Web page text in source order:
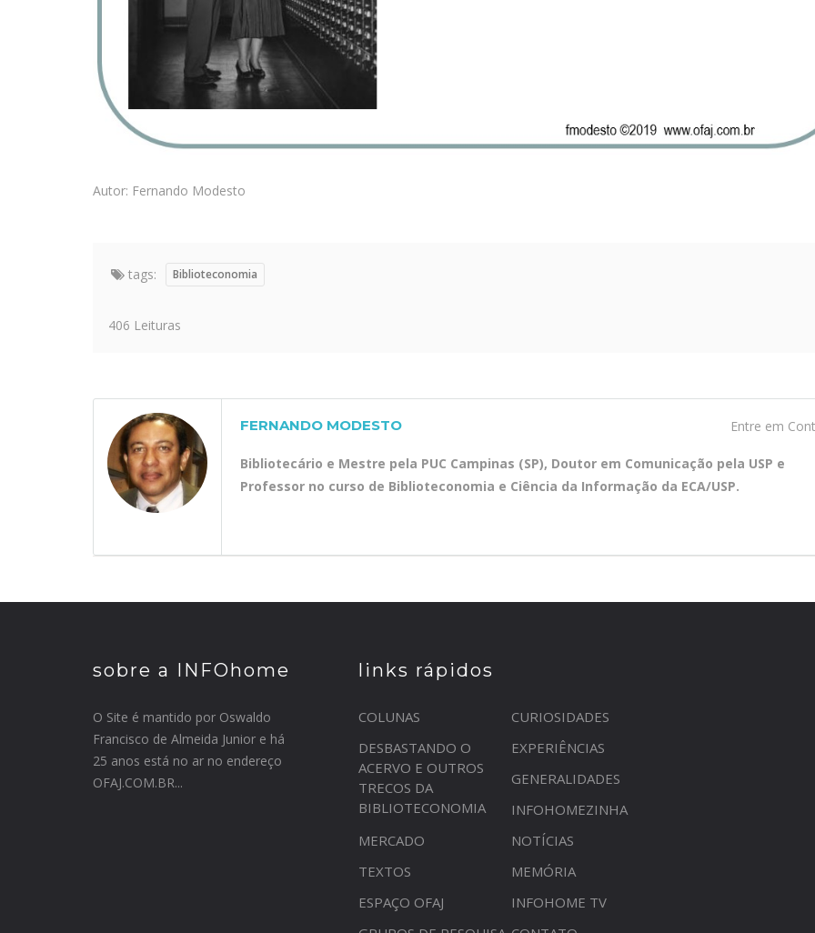
Autor: Fernando Modesto
tags: Biblioteconomia
406 Leituras
Entre em
FERNANDO MODESTO
Bibliotecário e Mestre pela PUC Campinas (SP), Doutor em Comunicação pela USP e
Professor no curso de Biblioteconomia e Ciência da Informação da ECA/USP.
sobre a INFOhome
O Site é mantido por Oswaldo
Francisco de Almeida Junior e há
25 anos está no ar no endereço
OFAJ.COM.BR...
links rápidos
COLUNAS
CURIOSIDADES
DESBASTANDO O
ACERVO E OUTROS
TRECOS DA
BIBLIOTECONOMIA
EXPERIÊNCIAS
GENERALIDADES
INFOHOMEZINHA
MERCADO
NOTÍCIAS
TEXTOS
MEMÓRIA
ESPAÇO OFAJ
INFOHOME TV